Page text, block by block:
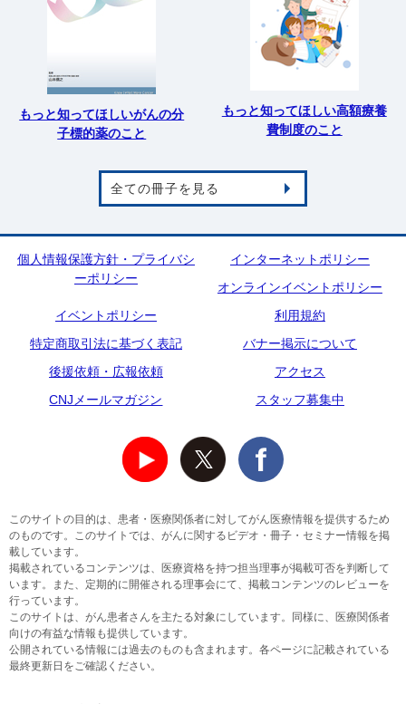
もっと知ってほしいがんの分
子標的薬のこと
もっと知ってほしい高額療養
費制度のこと
全ての冊子を見る
個人情報保護方針・プライバシ
ーポリシー
インターネットポリシー
オンラインイベントポリシー
イベントポリシー
利用規約
特定商取引法に基づく表記
バナー掲示について
後援依頼・広報依頼
アクセス
CNJメールマガジン
スタッフ募集中
このサイトの目的は、患者・医療関係者に対してがん医療情報を提供するため
のものです。このサイトでは、がんに関するビデオ・冊子・セミナー情報を掲
載しています。
掲載されているコンテンツは、医療資格を持つ担当理事が掲載可否を判断して
います。また、定期的に開催される理事会にて、掲載コンテンツのレビューを
行っています。
このサイトは、がん患者さんを主たる対象にしています。同様に、医療関係者
向けの有益な情報も提供しています。
公開されている情報には過去のものも含まれます。各ページに記載されている
最終更新日をご確認ください。